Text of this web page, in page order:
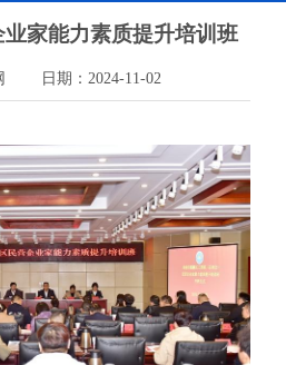
家能力素质提升培训班
日期：2024-11-02